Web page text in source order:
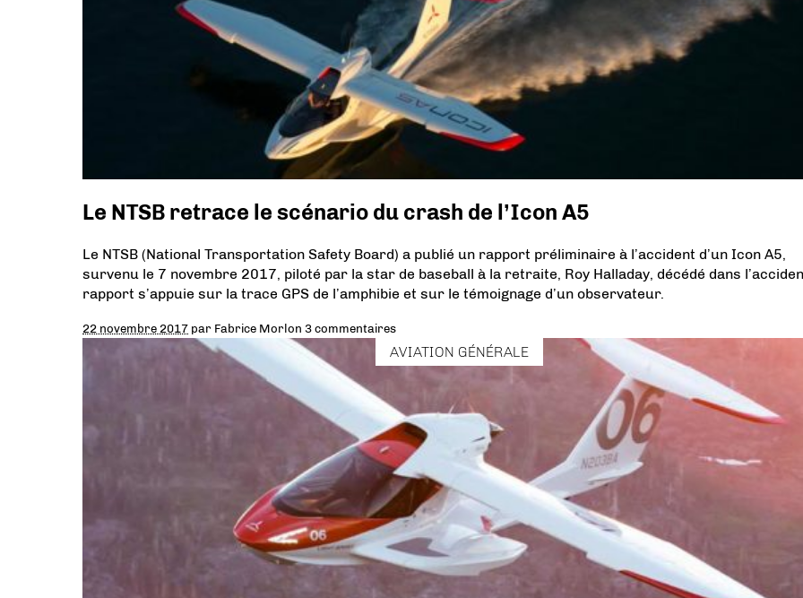
Le NTSB retrace le scénario du crash de l’Icon A5
Le NTSB (National Transportation Safety Board) a publié un rapport préliminaire à l’accident d’un Icon A5,
survenu le 7 novembre 2017, piloté par la star de baseball à la retraite, Roy Halladay, décédé dans
rapport s’appuie sur la trace GPS de l’amphibie et sur le témoignage d’un observateur.
22 novembre 2017 par Fabrice Morlon 3 commentaires
AVIATION GÉNÉRALE